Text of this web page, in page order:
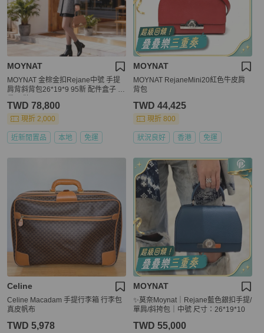
MOYNAT
MOYNAT 金棕金扣Rejane中號 手提
肩背斜背包26*19*9 95新 配件盒子 塵
TWD 78,800
現折 2,000
近新閒置品 本地 免運
MOYNAT
MOYNAT RejaneMini20紅色牛皮肩
背包
TWD 44,425
現折 800
狀況良好 香港 免運
Celine
Celine Macadam 手提行李箱 行李包
真皮帆布
TWD 5,978
MOYNAT
✨莫奈Moynat｜Rejane藍色銀扣手提/
單肩/斜挎包｜中號 尺寸：26*19*10
TWD 55,000